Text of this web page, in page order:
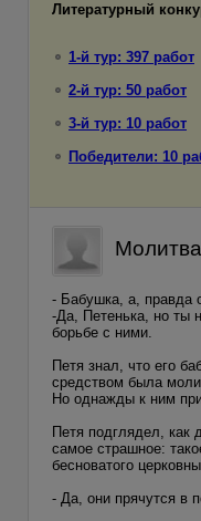
Литературный
1-й тур: 397 работ
2-й тур: 50 работ
3-й тур: 10 работ
Победители: 10
- Бабушка, а, правда
-Да, Петенька, но ты
борьбе с ними.
Петя знал, что его
средством была
Но однажды к ним
Петя подглядел, как
самое страшное:
бесноватого
- Да, они прячутся в